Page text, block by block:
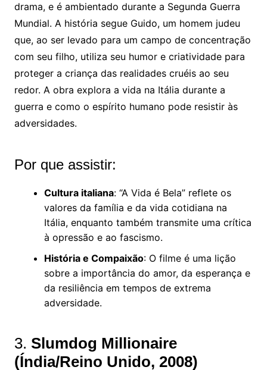
drama, e é ambientado durante a Segunda Guerra
Mundial. A história segue Guido, um homem judeu
que, ao ser levado para um campo de concentração
com seu filho, utiliza seu humor e criatividade para
proteger a criança das realidades cruéis ao seu
redor. A obra explora a vida na Itália durante a
guerra e como o espírito humano pode resistir às
adversidades.
Por que assistir:
Cultura italiana: “A Vida é Bela” reflete os
valores da família e da vida cotidiana na
Itália, enquanto também transmite uma crítica
à opressão e ao fascismo.
História e Compaixão: O filme é uma lição
sobre a importância do amor, da esperança e
da resiliência em tempos de extrema
adversidade.
3. Slumdog Millionaire
(Índia/Reino Unido, 2008)